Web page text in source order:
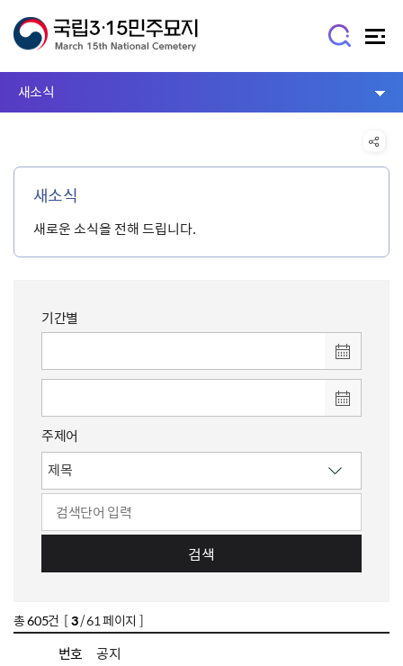
새소식
새소식
새로운 소식을 전해 드립니다.
기간별
주제어
검색
총605건 [3/ 61 페이지 ]
번호
공지